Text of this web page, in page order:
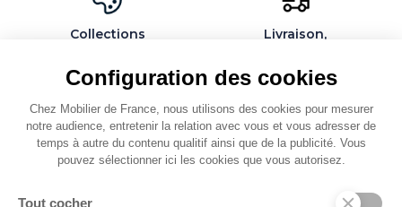
Configuration des cookies
Chez Mobilier de France, nous utilisons des cookies pour mesurer
notre audience, entretenir la relation avec vous et vous adresser de
temps à autre du contenu qualitif ainsi que de la publicité. Vous
pouvez sélectionner ici les cookies que vous autorisez.
Tout cocher
Collections
personnalisables
Livraison,
montage par des
spécialistes
QUI SOMMES-NOUS